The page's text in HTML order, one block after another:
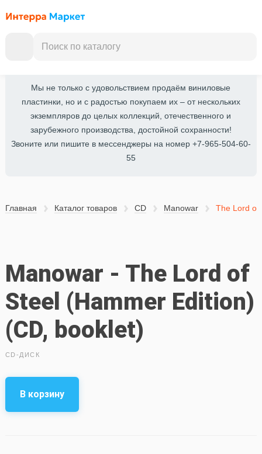
Мы не только с удовольствием продаём виниловые
пластинки, но и с радостью покупаем их – от нескольких
экземпляров до целых коллекций, отечественного и
зарубежного производства, достойной сохранности!
Звоните или пишите в мессенджеры на номер +7-965-504-60-
55
Главная Каталог товаров CD Manowar The Lord of
Manowar - The Lord of
Steel (Hammer Edition)
(CD, booklet)
CD-ДИСК
В корзину